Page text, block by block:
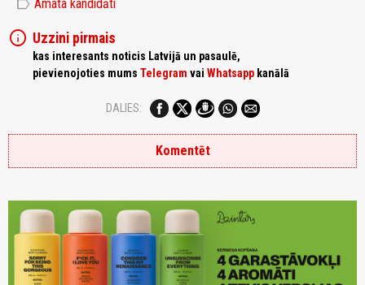
label Amata kandidāti
info Uzzini pirmais
kas interesants noticis Latvijā un pasaulē,
pievienojoties mums Telegram vai Whatsapp kanālā
DALIES:
Komentēt